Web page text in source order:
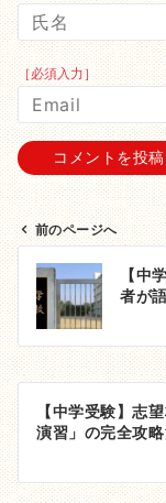
［必須入力］
投
稿
ナ
ビ
ゲ
ー
シ
前のページへ
【中
者が
【中学受験】志
演習」の完全攻